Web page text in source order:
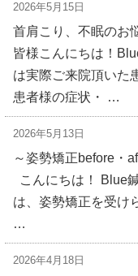
2026年5月15日
首肩こり、不眠のお
皆様こんにちは！
は実際ご来院頂いた
患者様の症状・ …
2026年5月13日
～姿勢矯正before・
こんにちは！ Blue
は、姿勢矯正を受け
…
2026年4月18日